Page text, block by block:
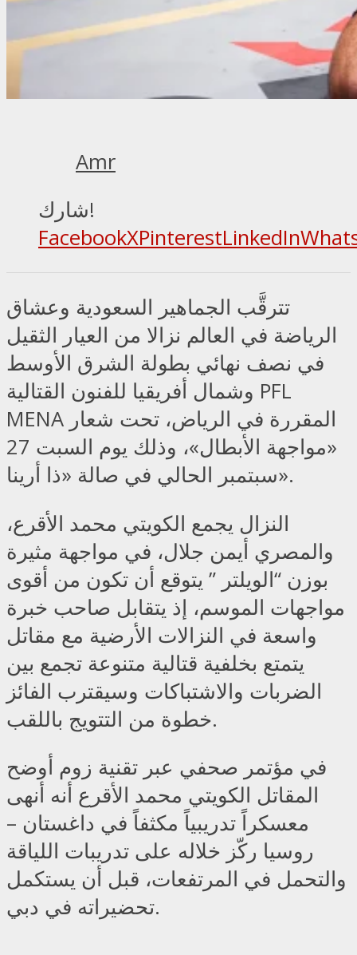
Amr
شارك!
FacebookXPinterestLinkedIn
تترقَّب الجماهير السعودية وعشاق
الرياضة في العالم نزالا من العيار الثقيل
في نصف نهائي بطولة الشرق الأوسط
وشمال أفريقيا للفنون القتالية PFL
MENA المقررة في الرياض، تحت شعار
«مواجهة الأبطال»، وذلك يوم السبت 27
سبتمبر الحالي في صالة «ذا أرينا».
النزال يجمع الكويتي محمد الأقرع،
والمصري أيمن جلال، في مواجهة مثيرة
بوزن “الويلتر ” يتوقع أن تكون من أقوى
مواجهات الموسم، إذ يتقابل صاحب خبرة
واسعة في النزالات الأرضية مع مقاتل
يتمتع بخلفية قتالية متنوعة تجمع بين
الضربات والاشتباكات وسيقترب الفائز
خطوة من التتويج باللقب.
في مؤتمر صحفي عبر تقنية زوم أوضح
المقاتل الكويتي محمد الأقرع أنه أنهى
معسكراً تدريبياً مكثفاً في داغستان –
روسيا ركّز خلاله على تدريبات اللياقة
والتحمل في المرتفعات، قبل أن يستكمل
تحضيراته في دبي.